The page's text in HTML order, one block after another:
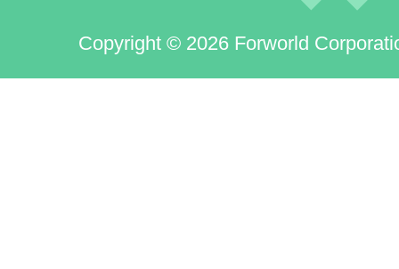
Copyright © 2026 Forworld